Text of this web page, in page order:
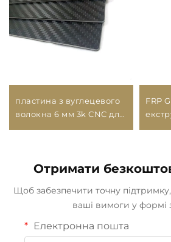
пластина з вуглецевого
волокна 6 мм 3k CNC для
FRP
Отримати
Щоб забезпечити точну
ваші вимоги у формі
Електронна пошта